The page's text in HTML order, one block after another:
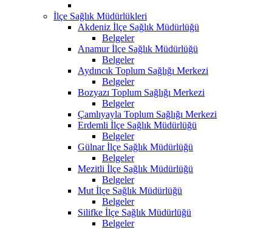
İlçe Sağlık Müdürlükleri
Akdeniz İlçe Sağlık Müdürlüğü
Belgeler
Anamur İlçe Sağlık Müdürlüğü
Belgeler
Aydıncık Toplum Sağlığı Merkezi
Belgeler
Bozyazı Toplum Sağlığı Merkezi
Belgeler
Çamlıyayla Toplum Sağlığı Merkezi
Erdemli İlçe Sağlık Müdürlüğü
Belgeler
Gülnar İlçe Sağlık Müdürlüğü
Belgeler
Mezitli İlçe Sağlık Müdürlüğü
Belgeler
Mut İlçe Sağlık Müdürlüğü
Belgeler
Silifke İlçe Sağlık Müdürlüğü
Belgeler